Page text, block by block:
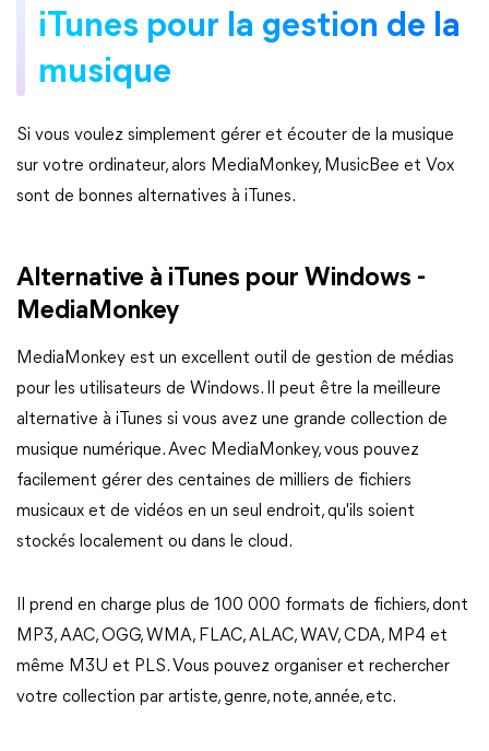
iTunes pour la gestion de la
musique
Si vous voulez simplement gérer et écouter de la musique
sur votre ordinateur, alors MediaMonkey, MusicBee et Vox
sont de bonnes alternatives à iTunes.
Alternative à iTunes pour Windows -
MediaMonkey
MediaMonkey est un excellent outil de gestion de médias
pour les utilisateurs de Windows. Il peut être la meilleure
alternative à iTunes si vous avez une grande collection de
musique numérique. Avec MediaMonkey, vous pouvez
facilement gérer des centaines de milliers de fichiers
musicaux et de vidéos en un seul endroit, qu'ils soient
stockés localement ou dans le cloud.
Il prend en charge plus de 100 000 formats de fichiers, dont
MP3, AAC, OGG, WMA, FLAC, ALAC, WAV, CDA, MP4 et
même M3U et PLS. Vous pouvez organiser et rechercher
votre collection par artiste, genre, note, année, etc.